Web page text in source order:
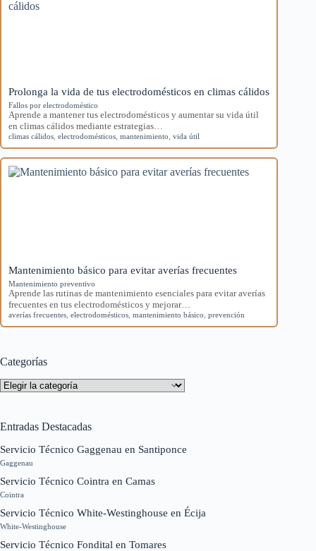
Prolonga la vida de tus electrodomésticos en climas cálidos
Fallos por electrodoméstico
Aprende a mantener tus electrodomésticos y aumentar su vida útil
en climas cálidos mediante estrategias…
climas cálidos electrodomésticos mantenimiento vida útil
Mantenimiento básico para evitar averías frecuentes
Mantenimiento preventivo
Aprende las rutinas de mantenimiento esenciales para evitar averías
frecuentes en tus electrodomésticos y mejorar…
averías frecuentes electrodomésticos mantenimiento básico prevención
Categorías
Categorías
Entradas Destacadas
Servicio Técnico Gaggenau en Santiponce
Gaggenau
Servicio Técnico Cointra en Camas
Cointra
Servicio Técnico White-Westinghouse en Écija
White-Westinghouse
Servicio Técnico Fondital en Tomares